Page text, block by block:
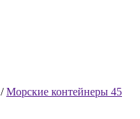
/Морские контейнеры 45